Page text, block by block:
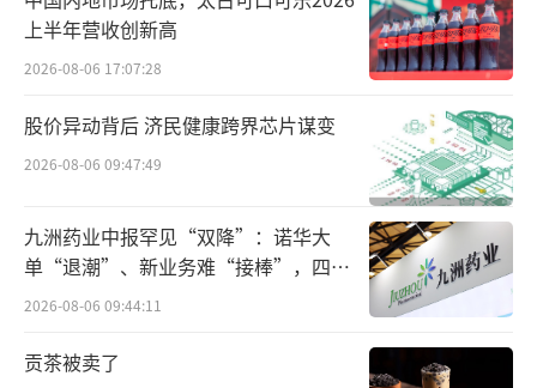
从微信公开的分成政策看，平台的确油水
颇丰，以其2021年更新的政策为例，普通小游
戏的现金分成规则是平台抽走当月流水的4
0%，对创意小游戏相对宽松，平台抽走30%。
数据显示，目前微信小游戏用户达到10亿，月
活用户超过5亿。而苹果却没资格参与这场盛
宴。
拦路劫财？
上半年营收创新高
2026-08-06 17:07:28
股价异动背后 济民健康跨界芯片谋变
2026-08-06 09:47:49
九洲药业中报罕见“双降”：诺华大
单“退潮”、新业务难“接棒”，四大
难关待闯
2026-08-06 09:44:11
贡茶被卖了